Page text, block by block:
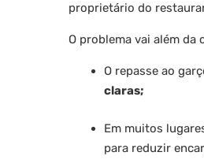
proprietário do
O problema vai além da
O repasse ao
claras;
Em muitos
para reduzir